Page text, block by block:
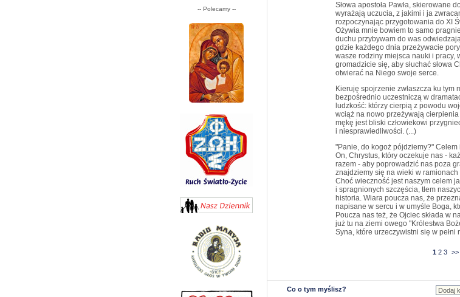
-- Polecamy --
Słowa apostoła Pawła, skierowane
wyrażają uczucia, z jakimi i ja
rozpoczynając przygotowania do XI
Ożywia mnie bowiem to samo
duchu przybywam do was
gdzie każdego dnia przeżywacie
wasze rodziny miejsca nauki i pracy,
gromadzicie się, aby słuchać słowa
otwierać na Niego swoje serce.
Kieruję spojrzenie zwłaszcza ku tym
bezpośrednio uczestniczą w
ludzkość: którzy cierpią z powodu
wciąż na nowo przeżywają
mękę jest bliski człowiekowi
i niesprawiedliwości. (...)
"Panie, do kogoż pójdziemy?"
On, Chrystus, który oczekuje nas -
razem - aby poprowadzić nas poza
znajdziemy się na wieki w ramionach
Choć wieczność jest naszym celem
i spragnionych szczęścia, tłem
historia. Wiara poucza nas, że
napisane w sercu i w umyśle Boga,
Poucza nas też, że Ojciec składa w
już tu na ziemi owego "Królestwa
Syna, które urzeczywistni się w pełni
1 2 3 >>
Co o tym myślisz?